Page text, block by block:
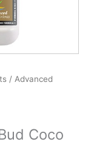
/ Advanced
Coco